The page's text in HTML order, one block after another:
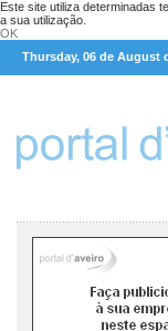
Este site utiliza determinadas
a sua utilização.
OK
Thursday, 06 de August